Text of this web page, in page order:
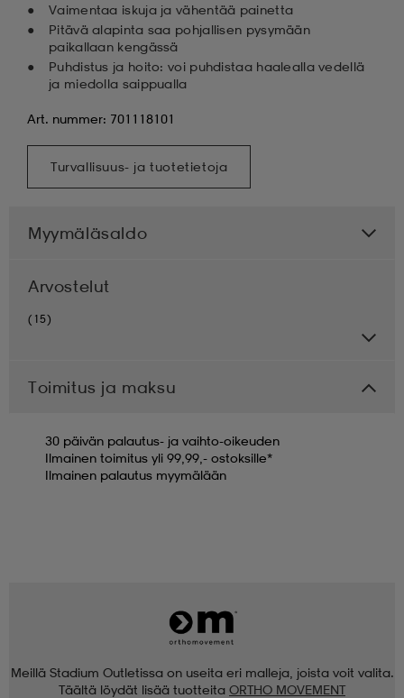
Vaimentaa iskuja ja vähentää painetta
Pitävä alapinta saa pohjallisen pysymään
paikallaan kengässä
Puhdistus ja hoito: voi puhdistaa haalealla vedellä
ja miedolla saippualla
Art. nummer: 701118101
Turvallisuus- ja tuotetietoja
Myymäläsaldo
Arvostelut
(15)
Toimitus ja maksu
30 päivän palautus- ja vaihto-oikeuden
Ilmainen toimitus yli 99,99,- ostoksille*
Ilmainen palautus myymälään
Meillä Stadium Outletissa on useita eri malleja, joista voit valita.
Täältä löydät lisää tuotteita ORTHO MOVEMENT